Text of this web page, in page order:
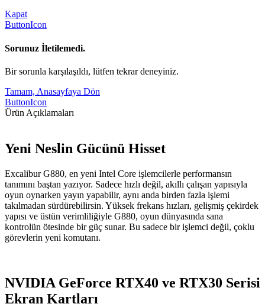
Kapat
ButtonIcon
Sorunuz İletilemedi.
Bir sorunla karşılaşıldı, lütfen tekrar deneyiniz.
Tamam, Anasayfaya Dön
ButtonIcon
Ürün Açıklamaları
Yeni Neslin Gücünü Hisset
Excalibur G880, en yeni Intel Core işlemcilerle performansın
tanımını baştan yazıyor. Sadece hızlı değil, akıllı çalışan yapısıyla
oyun oynarken yayın yapabilir, aynı anda birden fazla işlemi
takılmadan sürdürebilirsin. Yüksek frekans hızları, gelişmiş çekirdek
yapısı ve üstün verimliliğiyle G880, oyun dünyasında sana
kontrolün ötesinde bir güç sunar. Bu sadece bir işlemci değil, çoklu
görevlerin yeni komutanı.
NVIDIA GeForce RTX40 ve RTX30 Serisi
Ekran Kartları